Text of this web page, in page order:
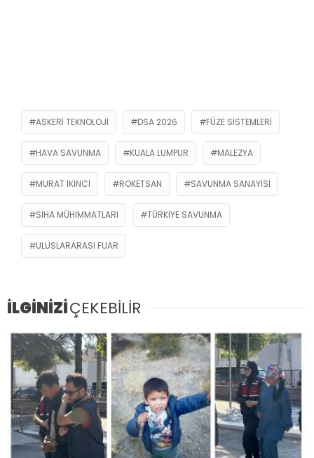
ASKERI TEKNOLOJI DSA 2026 FÜZE SISTEMLERI
HAVA SAVUNMA KUALA LUMPUR MALEZYA
MURAT İKINCI ROKETSAN SAVUNMA SANAYISI
SİHA MÜHIMMATLARI TÜRKIYE SAVUNMA
ULUSLARARASI FUAR
İLGİNİZİÇEKEBİLİR